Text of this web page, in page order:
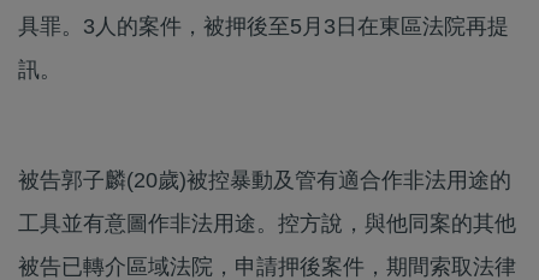
具罪。3人的案件，被押後至5月3日在東區法院再提
訊。
被告郭子麟(20歲)被控暴動及管有適合作非法用途的
工具並有意圖作非法用途。控方說，與他同案的其他
被告已轉介區域法院，申請押後案件，期間索取法律